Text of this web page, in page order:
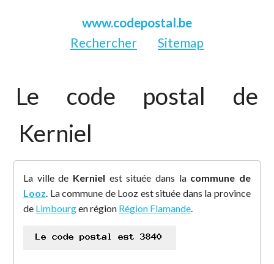
www.codepostal.be
Rechercher
Sitemap
Le code postal de
Kerniel
La ville de Kerniel est située dans la commune de
Looz . La commune de Looz est située dans la province
de Limbourgen région Région Flamande